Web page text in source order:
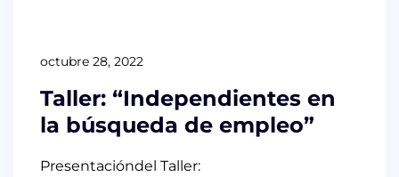
octubre 28, 2022
Taller: “Independientes en
la búsqueda de empleo”
Presentacióndel Taller: